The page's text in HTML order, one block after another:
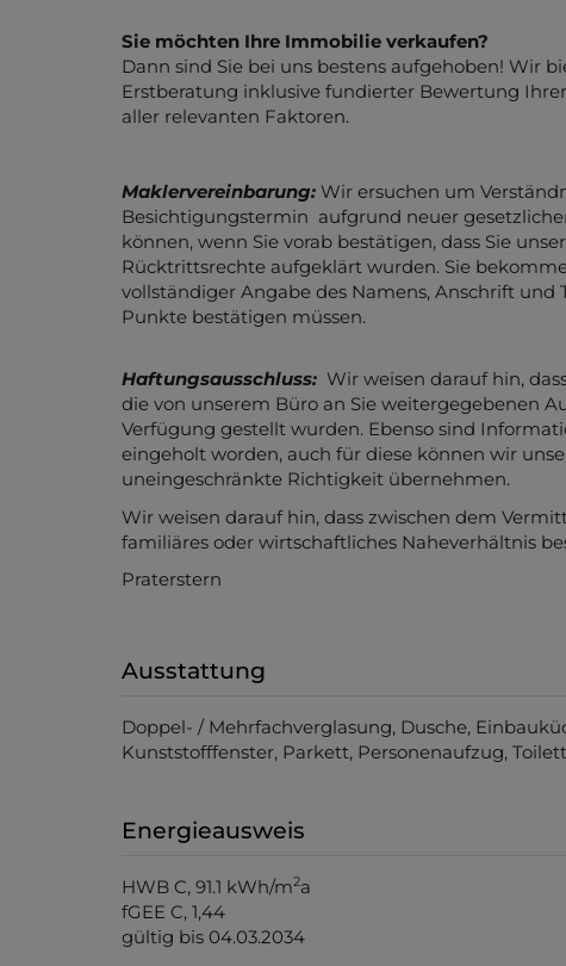
Sie möchten Ihre Immobilie verkaufen?
Dann sind Sie bei uns bestens aufgehoben! Wir
Erstberatung inklusive fundierter Bewertung
aller relevanten Faktoren.
Maklervereinbarung: Wir ersuchen um
Besichtigungstermin aufgrund neuer
können, wenn Sie vorab bestätigen, dass Sie
Rücktrittsrechte aufgeklärt wurden. Sie
vollständiger Angabe des Namens, Anschrift
Punkte bestätigen müssen.
Haftungsausschluss: Wir weisen darauf hin,
die von unserem Büro an Sie weitergegebenen
Verfügung gestellt wurden. Ebenso sind
eingeholt worden, auch für diese können wir
uneingeschränkte Richtigkeit übernehmen.
Wir weisen darauf hin, dass zwischen dem
familiäres oder wirtschaftliches Naheverhältnis
Praterstern
Ausstattung
Doppel- / Mehrfachverglasung Dusche
Kunststofffenster Parkett Personenaufzug
Energieausweis
HWB C, 91.1 kWh/m2a
fGEE C, 1,44
gültig bis 04.03.2034